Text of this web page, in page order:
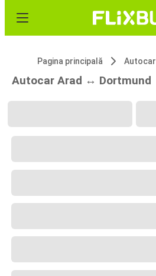
Pagina principală Autocar
Autocar Arad ↔ Dortmund